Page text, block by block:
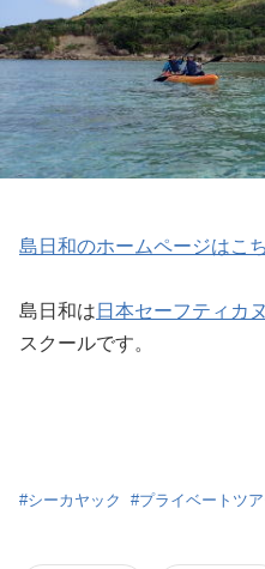
島日和のホームページはこ
島日和は 日本セーフティカ
スクールです。
#シーカヤック #プライベートツ